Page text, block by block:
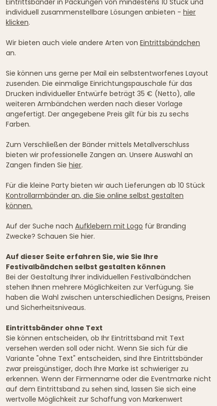
individuell zusammenstellbare Lösungen anbieten - hier
klicken.
Wir bieten auch viele andere Arten von Eintrittsbändchen
an.
Sie können uns gerne per Mail ein selbstentworfenes Layout
zusenden. Die einmalige Einrichtungspauschale für das
Drucken individueller Entwürfe beträgt 35 € (Netto), alle
weiteren Armbändchen werden nach dieser Vorlage
angefertigt. Der angegebene Preis gilt für bis zu sechs
Farben.
Zum Verschließen der Bänder mittels Metallverschluss
bieten wir professionelle Zangen an. Unsere Auswahl an
Zangen finden Sie hier.
Für die kleine Party bieten wir auch Lieferungen ab 10 Stück
Kontrollarmbänder an, die Sie online selbst gestalten
können.
Auf der Suche nach Aufklebern mit Logo für Branding
Zwecke? Schauen Sie hier.
Auf dieser Seite erfahren Sie, wie Sie Ihre
Festivalbändchen selbst gestalten können
Bei der Gestaltung Ihrer individuellen Festivalbändchen
stehen Ihnen mehrere Möglichkeiten zur Verfügung. Sie
haben die Wahl zwischen unterschiedlichen Designs, Preisen
und Sicherheitsniveaus.
Eintrittsbänder ohne Text
Sie können entscheiden, ob Ihr Eintrittsband mit Text
versehen werden soll oder nicht. Wenn Sie sich für die
Variante "ohne Text" entscheiden, sind Ihre Eintrittsbänder
zwar preisgünstiger, doch Ihre Marke ist schwieriger zu
erkennen. Wenn der Firmenname oder die Eventmarke nicht
auf dem Eintrittsband zu sehen sind, lassen Sie sich eine
wertvolle Möglichkeit zur Schaffung von Markenwert